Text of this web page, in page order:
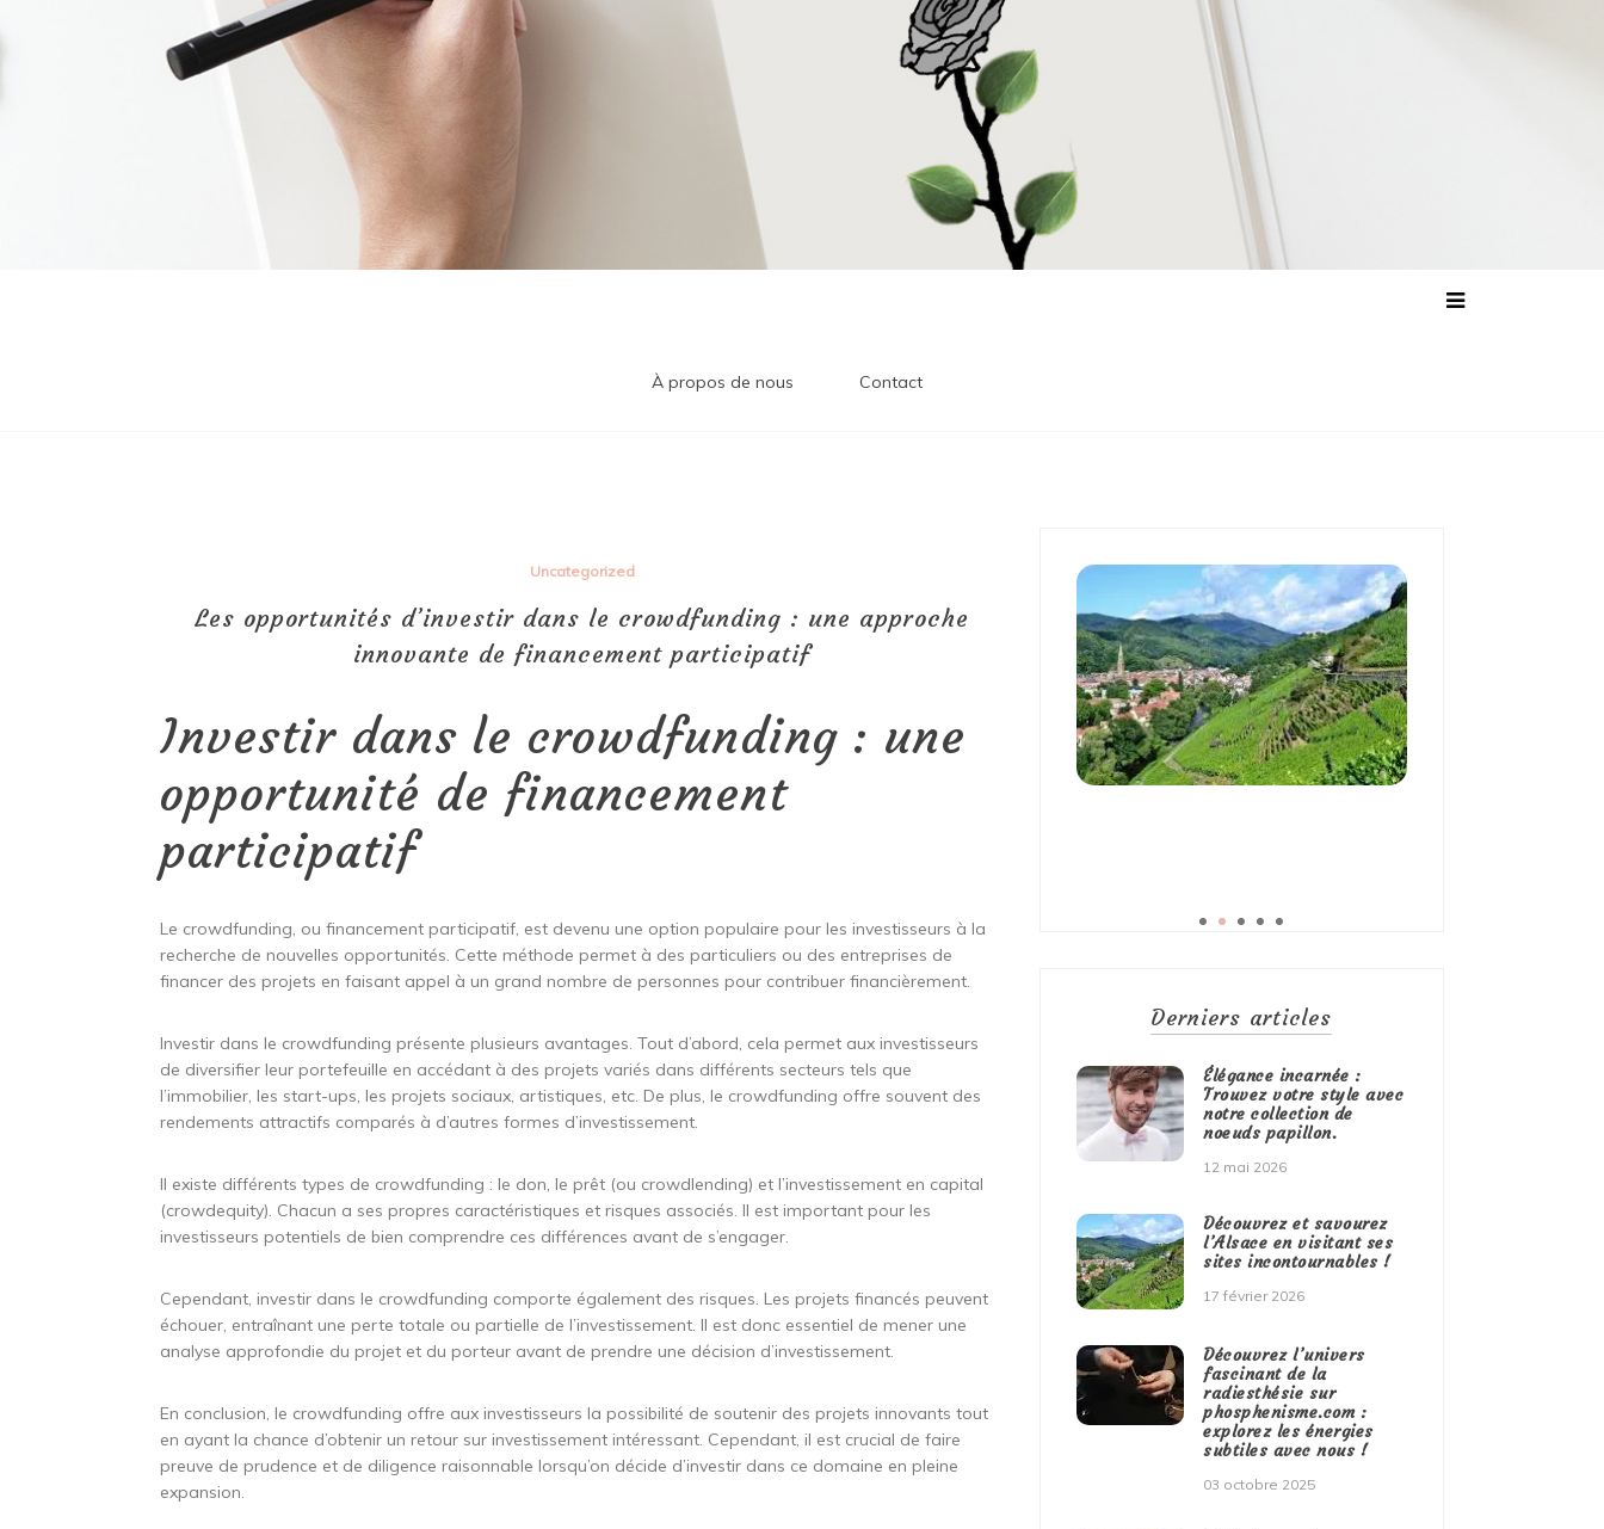
À propos de nous Contact
Uncategorized
Les opportunités d’investir dans le crowdfunding : une approche
innovante de financement participatif
Investir dans le crowdfunding : une
opportunité de financement
participatif
Le crowdfunding, ou financement participatif, est devenu une option populaire pour les investisseurs à la
recherche de nouvelles opportunités. Cette méthode permet à des particuliers ou des entreprises de
financer des projets en faisant appel à un grand nombre de personnes pour contribuer financièrement.
Investir dans le crowdfunding présente plusieurs avantages. Tout d’abord, cela permet aux investisseurs
de diversifier leur portefeuille en accédant à des projets variés dans différents secteurs tels que
l’immobilier, les start-ups, les projets sociaux, artistiques, etc. De plus, le crowdfunding offre souvent des
rendements attractifs comparés à d’autres formes d’investissement.
Il existe différents types de crowdfunding : le don, le prêt (ou crowdlending) et l’investissement en capital
(crowdequity). Chacun a ses propres caractéristiques et risques associés. Il est important pour les
investisseurs potentiels de bien comprendre ces différences avant de s’engager.
Cependant, investir dans le crowdfunding comporte également des risques. Les projets financés peuvent
échouer, entraînant une perte totale ou partielle de l’investissement. Il est donc essentiel de mener une
analyse approfondie du projet et du porteur avant de prendre une décision d’investissement.
En conclusion, le crowdfunding offre aux investisseurs la possibilité de soutenir des projets innovants tout
en ayant la chance d’obtenir un retour sur investissement intéressant. Cependant, il est crucial de faire
preuve de prudence et de diligence raisonnable lorsqu’on décide d’investir dans ce domaine en pleine
expansion.
Derniers articles
Élégance incarnée :
Trouvez votre style avec
notre collection de
noeuds papillon.
12 mai 2026
Découvrez et savourez
l’Alsace en visitant ses
sites incontournables !
17 février 2026
Découvrez l’univers
fascinant de la
radiesthésie sur
phosphenisme.com :
explorez les énergies
subtiles avec nous !
03 octobre 2025